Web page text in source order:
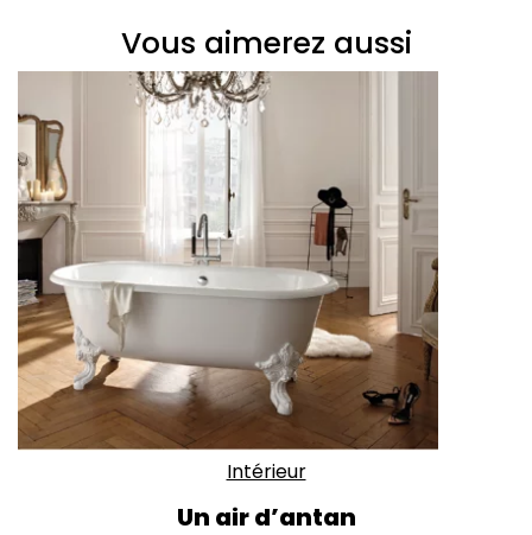
Vous aimerez aussi
Intérieur
Un air d’antan